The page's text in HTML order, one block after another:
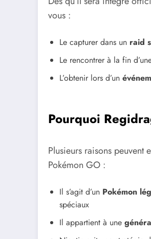
vous :
Le capturer dans un raid
Le rencontrer à la fin
L’obtenir lors d’un
Pourquoi
Plusieurs raisons
Pokémon GO :
Il s’agit d’un Pokémon
spéciaux
Il appartient à une